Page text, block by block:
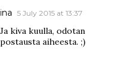
5 July 2015 at 13:37
kiva kuulla, odotan
aiheesta. ;)